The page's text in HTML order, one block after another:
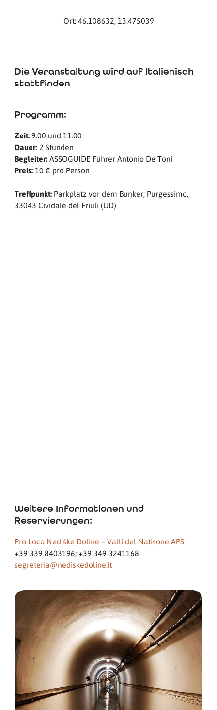
Ort: 46.108632, 13.475039
Die Veranstaltung wird auf Italienisch
stattfinden
Programm:
Zeit: 9.00 und 11.00
Dauer:2 Stunden
Begleiter:ASSOGUIDE Führer Antonio De Toni
Preis:10 € pro Person
Treffpunkt: Parkplatz vor dem Bunker; Purgessimo,
33043 Cividale del Friuli (UD)
Weitere Informationen und
Reservierungen:
Pro Loco Nediške Doline – Valli del Natisone APS
+39 339 8403196; +39 349 3241168
segreteria@nediskedoline.it